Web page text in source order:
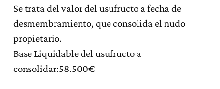
Se trata del valor del usufructo a fecha de
desmembramiento, que consolida el nudo
propietario.
Base Liquidable del usufructo a
consolidar:58.500€